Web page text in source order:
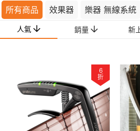
所有商品 效果器 樂器 無線系統
人氣 銷量 新
6
折